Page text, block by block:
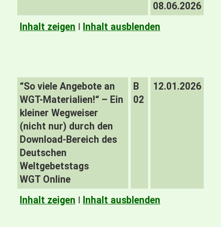
08.06.2026
Inhalt zeigen I Inhalt ausblenden
“So viele Angebote an
WGT-Materialien!“ – Ein
kleiner Wegweiser
(nicht nur) durch den
Download-Bereich des
Deutschen
Weltgebetstags
WGT Online
B
02
12.01.2026
Inhalt zeigen I Inhalt ausblenden